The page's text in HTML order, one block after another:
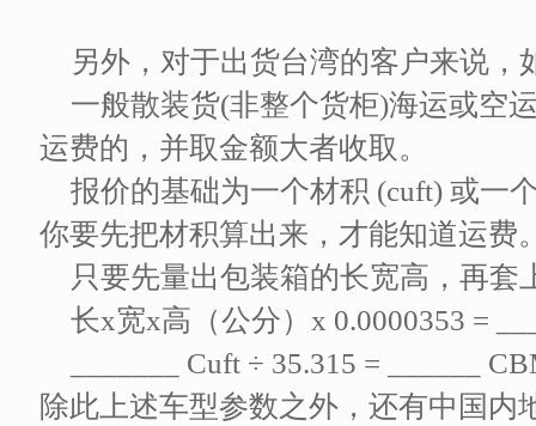
另外，对于出货台湾的客户来说，
一般散装货(非整个货柜)海运或空
运费的，并取金额大者收取。
报价的基础为一个材积 (cuft) 或一
你要先把材积算出来，才能知道运费
只要先量出包装箱的长宽高，再
长x宽x高（公分）x 0.0000353 =
_______ Cuft ÷ 35.315 = ______
除此上述车型参数之外，还有中国内